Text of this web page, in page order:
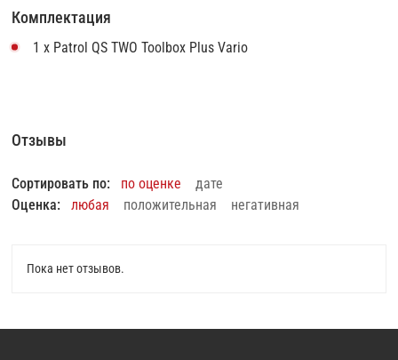
Комплектация
1 x Patrol QS TWO Toolbox Plus Vario
Отзывы
Сортировать по: по оценке
дате
Оценка:
любая положительная негативная
Пока нет отзывов.